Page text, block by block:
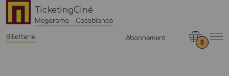
TicketingCiné
Megarama - Casablanca
Billetterie Abonnement
0